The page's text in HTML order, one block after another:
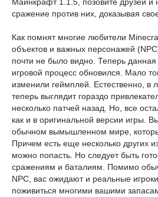
сражение против них, доказывая
Как помнят многие любители
объектов и важных персонажей
почти не было видно. Теперь
игровой процесс обновился. Мало
изменили геймплей. Естественно, в
теперь выглядит гораздо
несколько патчей назад. Но, все
как и в оригинальной версии игры.
обычном вымышленном мире,
Причем есть еще несколько других
можно попасть. Но следует быть
сражениям и баталиям. Помимо
NPC, вас ожидают и реальные
поживиться многими вашими